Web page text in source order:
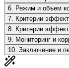
6
Режим и объем
7
Критерии
8
Критерии
9
Мониторинг и
10 Заключение и